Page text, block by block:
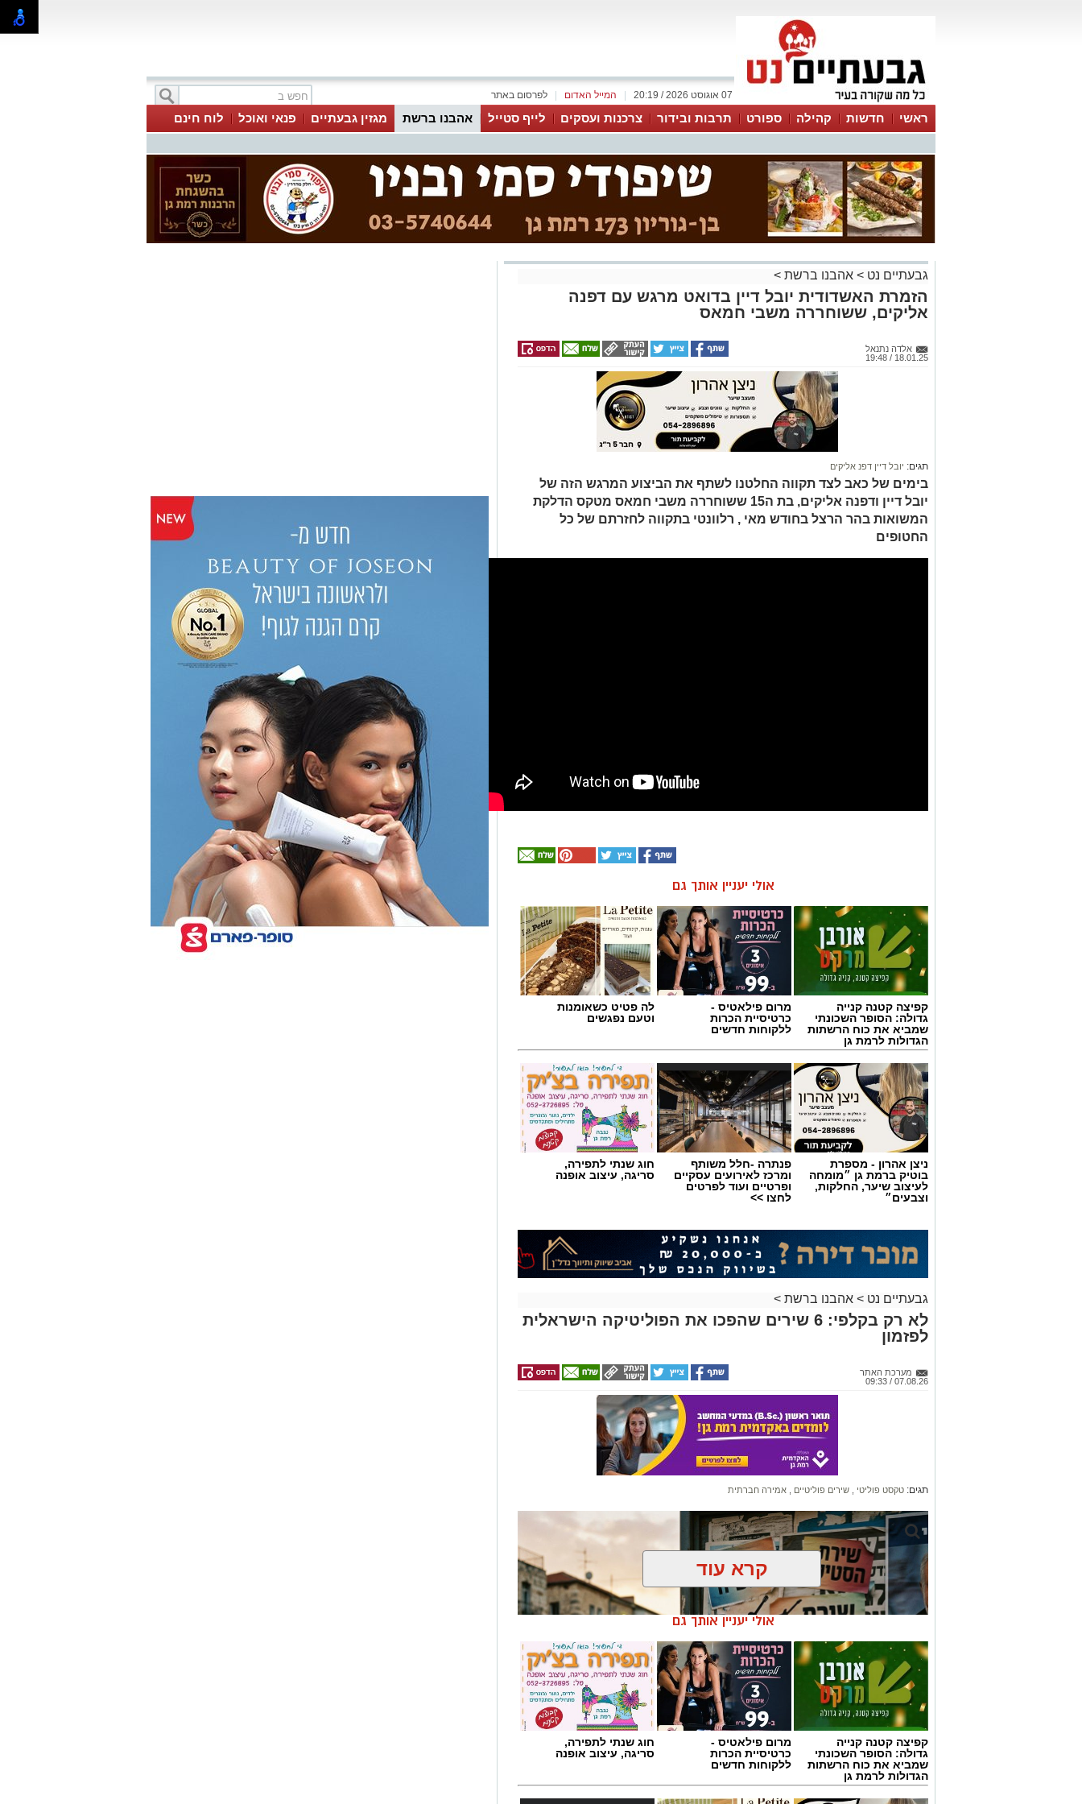
לפרסום באתר המייל האדום 07 אוגוסט 2026 / 20:19
ראשי חדשות קהילה ספורט תרבות ובידור צרכנות ועסקים לייף סטייל אהבנו ברשת מגזין גבעתיים פנאי ואוכל לוח חינם
גבעתיים נט > אהבנו ברשת >
הזמרת האשדודית יובל דיין בדואט מרגש עם דפנה
אליקים, ששוחררה משבי חמאס
אלדה נתנאל
18.01.25 / 19:48
תגים: יובל דיין דפנ אליקים
בימים של כאב לצד תקווה החלטנו לשתף את הביצוע המרגש הזה של
יובל דיין ודפנה אליקים, בת ה15 ששוחררה משבי חמאס מטקס הדלקת
המשואות בהר הרצל בחודש מאי , רלוונטי בתקווה לחזרתם של כל
החטופים
אולי יעניין אותך גם
קפיצה קטנה קנייה
גדולה: הסופר השכונתי
שמביא את כוח הרשתות
הגדולות לרמת גן
מרום פילאטיס -
כרטיסיית הכרות
ללקוחות חדשים
לה פטיט כשאומנות
וטעם נפגשים
ניצן אהרון - מספרת
בוטיק ברמת גן ״מומחה
לעיצוב שיער, החלקות,
וצבעים״
פנתרה -חלל משותף
ומרכז לאירועים עסקיים
ופרטיים ועוד לפרטים
לחצו >>
חוג שנתי לתפירה,
סריגה, עיצוב אופנה
גבעתיים נט > אהבנו ברשת >
לא רק בקלפי: 6 שירים שהפכו את הפוליטיקה הישראלית
לפזמון
מערכת האתר
07.08.26 / 09:33
תגים: טקסט פוליטי שירים פוליטיים אמירה חברתית
קרא עוד
אולי יעניין אותך גם
קפיצה קטנה קנייה
גדולה: הסופר השכונתי
שמביא את כוח הרשתות
הגדולות לרמת גן
מרום פילאטיס -
כרטיסיית הכרות
ללקוחות חדשים
חוג שנתי לתפירה,
סריגה, עיצוב אופנה